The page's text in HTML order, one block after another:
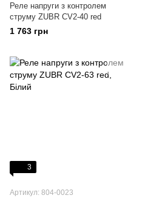
Реле напруги з контролем
струму ZUBR CV2-40 red
1 763 грн
3
Артикул: 804-0023